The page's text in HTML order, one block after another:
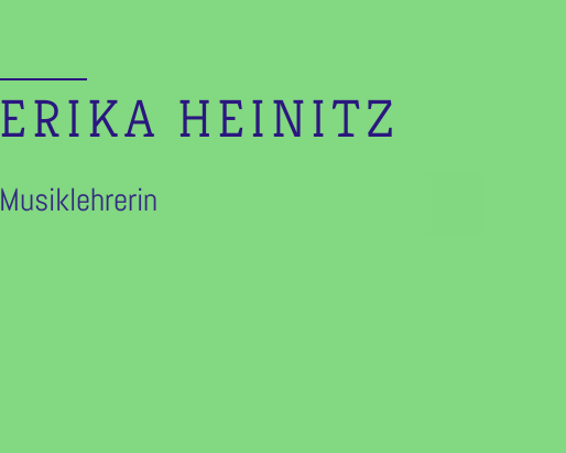
ERIKA HEINITZ
Musiklehrerin